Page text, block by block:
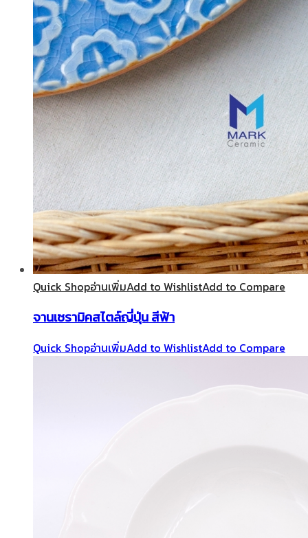
Quick Shopอ่านเพิ่มAdd to WishlistAdd to Compare
จานเซรามิคสไตล์ญี่ปุ่น สีฟ้า
Quick Shopอ่านเพิ่มAdd to WishlistAdd to Compare